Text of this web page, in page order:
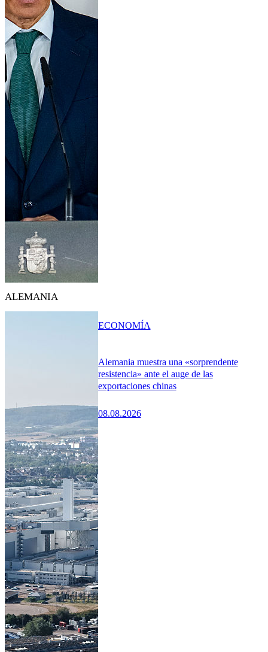
ALEMANIA
Alemania muestra una «sorprendente
resistencia» ante el auge de las
exportaciones chinas
08.08.2026
ECONOMÍA